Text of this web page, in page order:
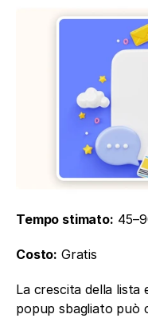
Tempo stimato:
Costo: Gratis
La crescita della lista
popup sbagliato può